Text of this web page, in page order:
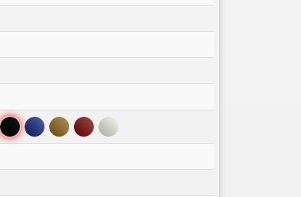
Đen Xanh Nâu Đỏ Trắng